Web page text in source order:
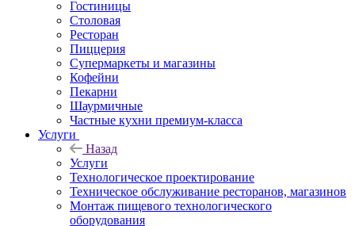
Гостиницы
Столовая
Ресторан
Пиццерия
Супермаркеты и магазины
Кофейни
Пекарни
Шаурмичные
Частные кухни премиум-класса
Услуги
Назад
Услуги
Технологическое проектирование
Техническое обслуживание ресторанов, магазинов
Монтаж пищевого технологического
оборудования